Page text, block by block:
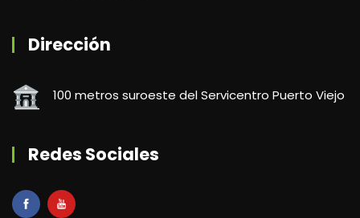
Dirección
100 metros suroeste del Servicentro Puerto Viejo
Redes Sociales